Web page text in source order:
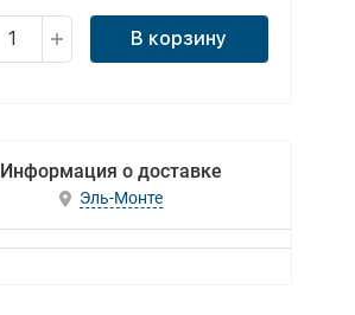
В корзину
Информация о доставке
Эль-Монте